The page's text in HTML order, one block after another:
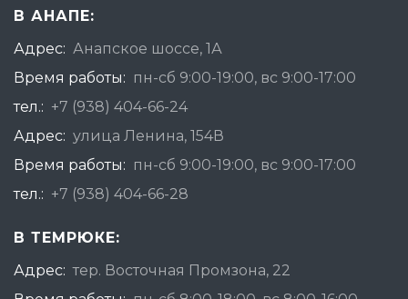
В АНАПЕ:
Адрес: Анапское шоссе, 1А
Время работы: пн-сб 9:00-19:00, вс 9:00-17:00
тел.: +7 (938) 404-66-24
Адрес: улица Ленина, 154В
Время работы: пн-сб 9:00-19:00, вс 9:00-17:00
тел.: +7 (938) 404-66-28
В ТЕМРЮКЕ:
Адрес: тер. Восточная Промзона, 22